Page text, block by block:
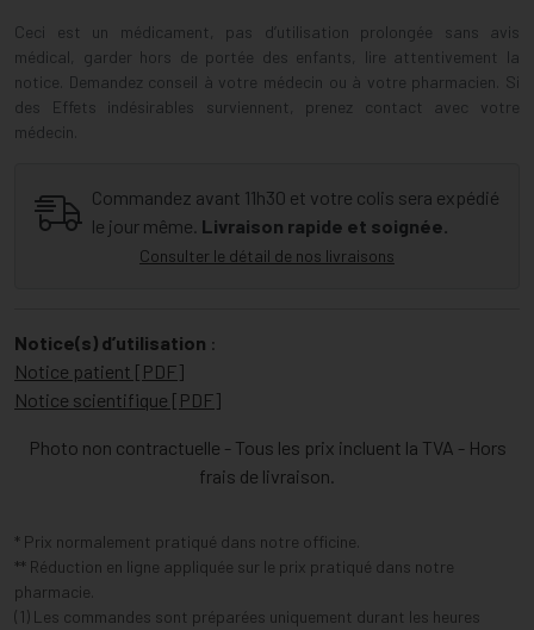
Ceci est un médicament, pas d’utilisation prolongée sans avis
médical, garder hors de portée des enfants, lire attentivement la
notice. Demandez conseil à votre médecin ou à votre pharmacien. Si
des Effets indésirables surviennent, prenez contact avec votre
médecin.
Commandez avant 11h30 et votre colis sera expédié
le jour même. Livraison rapide et soignée.
Consulter le détail de nos livraisons
Notice(s) d’utilisation :
Notice patient [PDF]
Notice scientifique [PDF]
Photo non contractuelle - Tous les prix incluent la TVA - Hors
frais de livraison.
* Prix normalement pratiqué dans notre officine.
** Réduction en ligne appliquée sur le prix pratiqué dans notre
pharmacie.
(1) Les commandes sont préparées uniquement durant les heures